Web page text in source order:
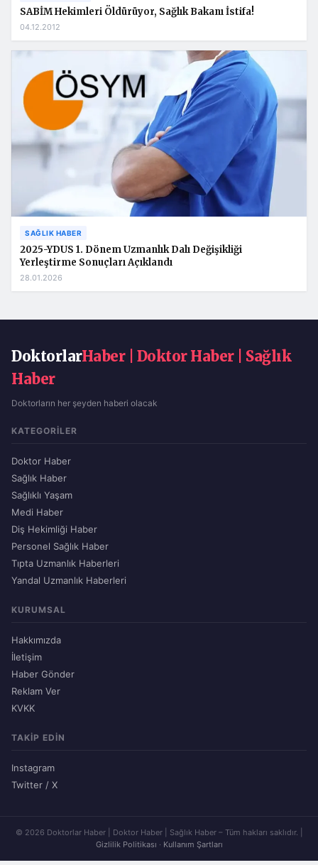
SABİM Hekimleri Öldürüyor, Sağlık Bakanı İstifa!
04.12.2012
SAĞLIK HABER
2025-YDUS 1. Dönem Uzmanlık Dalı Değişikliği
Yerleştirme Sonuçları Açıklandı
28.01.2026
DoktorlarHaber | Doktor Haber | Sağlık
Haber
Doktorların her şeyden haberi olacak
KATEGORILER
Doktor Haber
Sağlık Haber
Sağlıklı Yaşam
Medi Haber
Diş Hekimliği Haber
Personel Sağlık Haber
Tıpta Uzmanlık Haberleri
Yandal Uzmanlık Haberleri
KURUMSAL
Hakkımızda
İletişim
Haber Gönder
Reklam Ver
KVKK
TAKIP EDIN
Instagram
Twitter / X
© 2026 Doktorlar Haber | Doktor Haber | Sağlık Haber – Tüm hakları saklıdır. |
Gizlilik Politikası · Kullanım Şartları